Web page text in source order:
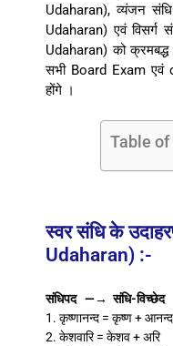
Udaharan), व्यंजन
Udaharan) एवं
Udaharan) को
सभी Board Exam एवं
होंगे ।
Table
स्वर संधि के
Udaharan) :-
संधिपद —→ संधि-विच्छेद
1. कृष्णानन्द = कृष्ण +
2. केशवारि = केशव + अरि